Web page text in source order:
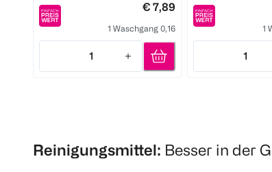
€ 7,89
1 Waschgang 0,16
1
Quantity: 1
1
1
Quantity: 1
Reinigungsmittel: Besser in der